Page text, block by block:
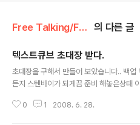
Free Talking/Free 의 다른 글
텍스트큐브 초대장 받다.
초대장을 구해서 만들어 보았습니다.. 백업
든지 스텐바이가 되게끔 준비 해놓은상태
다만 정체되어 있는 티스토리보다는 텍스
0 1 2008. 6. 28.